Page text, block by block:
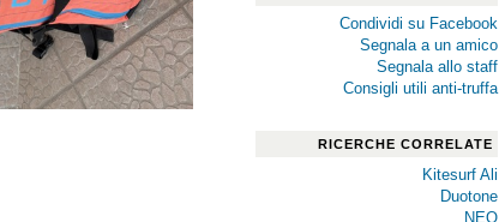
Condividi su Facebook
Segnala a un amico
Segnala allo staff
Consigli utili anti-truffa
RICERCHE CORRELATE
Kitesurf Ali
Duotone
NEO